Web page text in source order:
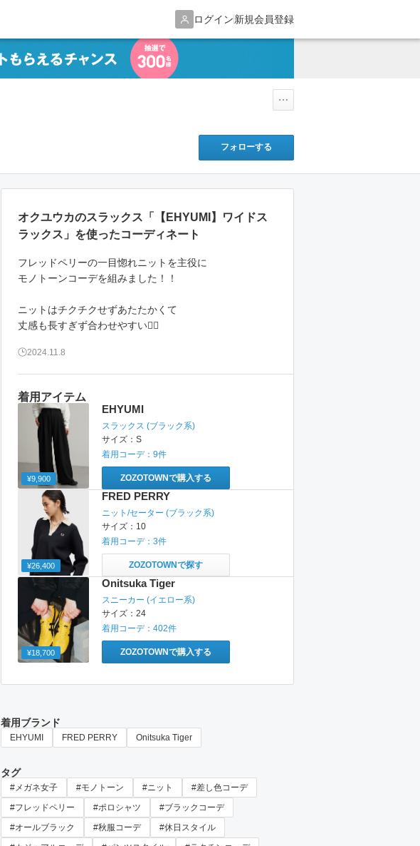
ログイン新規会員登録
フォローする
着用アイテム
¥9,900
EHYUMI
スラックス (ブラック系)
サイズ： S
着用コーデ： 9件
ZOZOTOWNで購入する
¥26,400
FRED PERRY
ニット/セーター (ブラック系)
サイズ： 10
着用コーデ： 3件
ZOZOTOWNで探す
¥18,700
Onitsuka Tiger
スニーカー (イエロー系)
サイズ： 24
着用コーデ： 402件
ZOZOTOWNで購入する
オクユウカのスラックス「【EHYUMI】ワイドス
ラックス」を使ったコーディネート
フレッドペリーの一目惚れニットを主役に
モノトーンコーデを組みました！！
ニットはチクチクせずあたたかくて
丈感も長すぎず合わせやすい👍🏻
2024.11.8
着用ブランド
EHYUMI FRED PERRY Onitsuka Tiger
タグ
#メガネ女子 #モノトーン #ニット
#差し色コーデ
#フレッドペリー
#ポロシャツ
#ブラックコーデ
#オールブラック
#秋服コーデ
#休日スタイル